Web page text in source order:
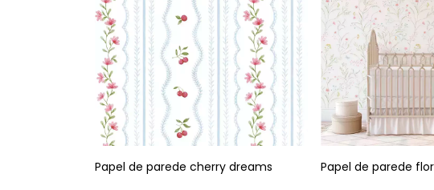
Papel de parede cherry dreams Papel de parede